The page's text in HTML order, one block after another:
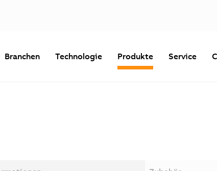
Branchen Technologie Produkte Service